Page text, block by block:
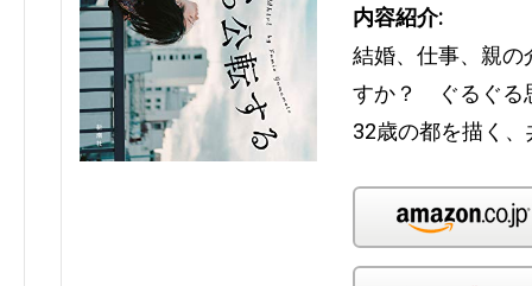
内容紹介:
結婚、仕事、親の
すか？ ぐるぐる
32歳の都を描く